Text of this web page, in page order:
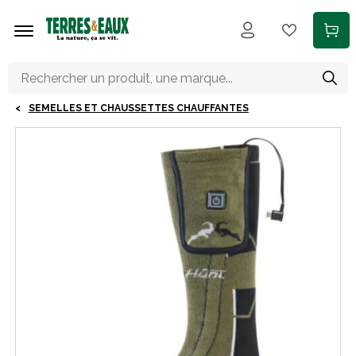
SEMELLES ET CHAUSSETTES CHAUFFANTES